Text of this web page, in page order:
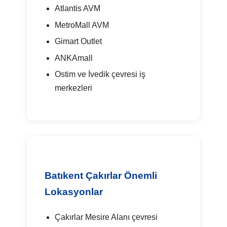
Atlantis AVM
MetroMall AVM
Gimart Outlet
ANKAmall
Ostim ve İvedik çevresi iş
merkezleri
Batıkent Çakırlar Önemli
Lokasyonlar
Çakırlar Mesire Alanı çevresi